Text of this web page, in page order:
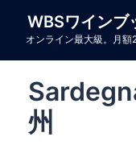
WBSワインブ
オンライン最大級。月
州